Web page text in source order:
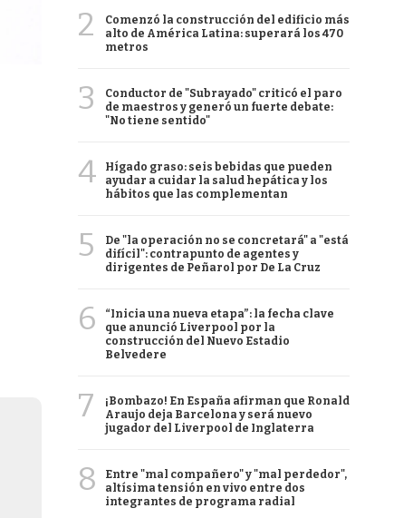
2
Comenzó la construcción del edificio más
alto de América Latina: superará los 470
metros
3
Conductor de "Subrayado" criticó el paro
de maestros y generó un fuerte debate:
"No tiene sentido"
4
Hígado graso: seis bebidas que pueden
ayudar a cuidar la salud hepática y los
hábitos que las complementan
5
De "la operación no se concretará" a "está
difícil": contrapunto de agentes y
dirigentes de Peñarol por De La Cruz
6
“Inicia una nueva etapa”: la fecha clave
que anunció Liverpool por la
construcción del Nuevo Estadio
Belvedere
7
¡Bombazo! En España afirman que Ronald
Araujo deja Barcelona y será nuevo
jugador del Liverpool de Inglaterra
8
Entre "mal compañero" y "mal perdedor",
altísima tensión en vivo entre dos
integrantes de programa radial